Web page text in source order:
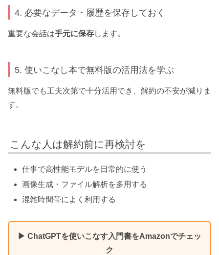
4. 必要なデータ・履歴を保存しておく
重要な会話は手元に保存します。
5. 使いこなし本で無料版の活用法を学ぶ
無料版でも工夫次第で十分活用でき、解約の不安が減りま
す。
こんな人は解約前に再検討を
仕事で高性能モデルを日常的に使う
画像生成・ファイル解析を多用する
混雑時間帯によく利用する
▶ ChatGPTを使いこなす入門書をAmazonでチェッ
ク